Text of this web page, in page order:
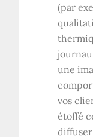
(par
une
vos
étoffé